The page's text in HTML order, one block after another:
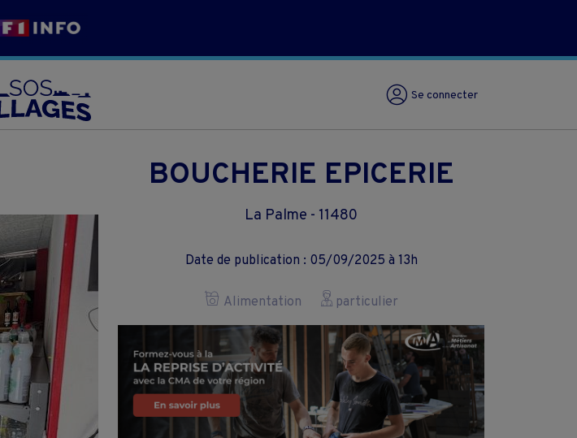
Se connecter
BOUCHERIE EPICERIE
La Palme - 11480
Date de publication : 05/09/2025 à 13h
Alimentation particulier